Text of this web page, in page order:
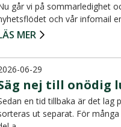
går vi på sommarledighet
och vår infomail
MER
06-29
nej till onödig
en tid tillbaka är det lag
ut separat. För